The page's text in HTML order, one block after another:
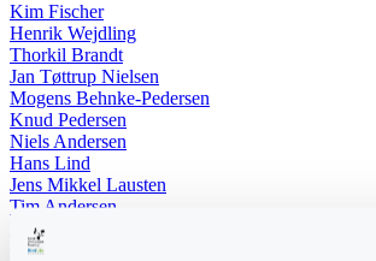
Kim Fischer
Henrik Wejdling
Thorkil Brandt
Jan Tøttrup Nielsen
Mogens Behnke-Pedersen
Knud Pedersen
Niels Andersen
Hans Lind
Jens Mikkel Lausten
Tim Andersen
Per Janfelt
Christian Hjorth